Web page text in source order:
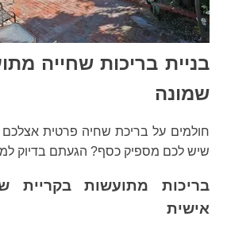
בניית בריכות שחייה
שמונה
חולמים על בריכת שחיה פרטית
שיש לכם מספיק כסף? הגעתם בדיוק
בריכות מתועשות בקריית
אישית